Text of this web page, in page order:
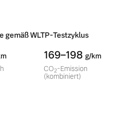
gemäß WLTP-Testzyklus
169–198 g/km
CO2-Emission
(kombiniert)